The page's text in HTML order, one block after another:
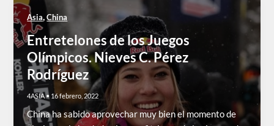
Asia,China
Entretelones de los Juegos
Olímpicos. Nieves C. Pérez
Rodríguez
4ASIA• 16 febrero, 2022
China ha sabido aprovechar muy bien el momento de